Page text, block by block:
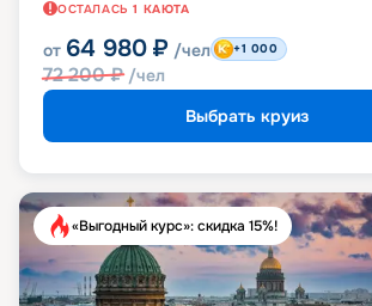
ОСТАЛАСЬ 1 КАЮТА
от 64 980 ₽ /чел
72 200₽ /чел
+1 000
Выбрать круиз
«Выгодный курс»: скидка 15%!